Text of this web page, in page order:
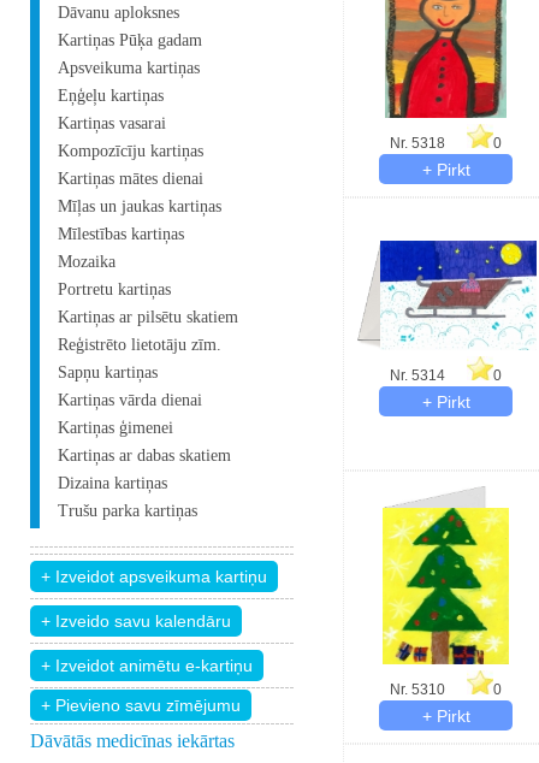
Dāvanu aploksnes
Kartiņas Pūķa gadam
Apsveikuma kartiņas
Eņģeļu kartiņas
Kartiņas vasarai
Kompozīcīju kartiņas
Kartiņas mātes dienai
Mīļas un jaukas kartiņas
Mīlestības kartiņas
Mozaika
Portretu kartiņas
Kartiņas ar pilsētu skatiem
Reģistrēto lietotāju zīm.
Sapņu kartiņas
Kartiņas vārda dienai
Kartiņas ģimenei
Kartiņas ar dabas skatiem
Dizaina kartiņas
Trušu parka kartiņas
+ Pievieno savu zīmējumu
Dāvātās medicīnas iekārtas
Nr. 5318 0
Nr. 5314 0
Nr. 5310 0